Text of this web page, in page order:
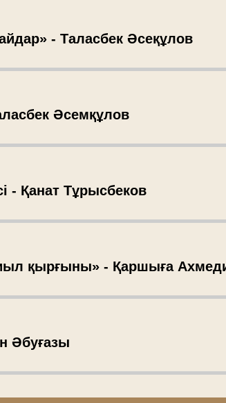
- Таласбек Әсеқұлов
Әсемқұлов
- Қанат Тұрысбеков
қырғыны» - Қаршыға
Әбуғазы